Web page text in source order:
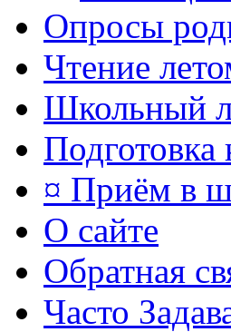
Опросы
Чтение
Школьный
Подготовка
¤ Приём в
О сайте
Обратная
Часто